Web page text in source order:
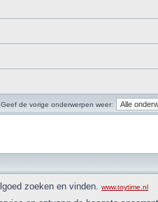
Geef de vorige onderwerpen weer: